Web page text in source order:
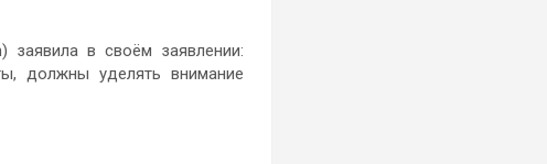
заявила в своём заявлении:
должны уделять внимание